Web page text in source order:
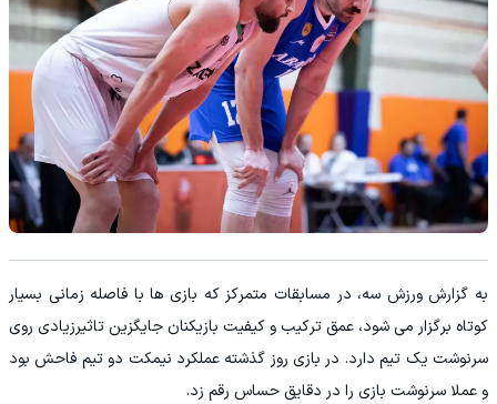
به گزارش ورزش سه، در مسابقات متمرکز که بازی ها با فاصله زمانی بسیار
کوتاه برگزار می شود، عمق ترکیب و کیفیت بازیکنان جایگزین تاثیرزیادی روی
سرنوشت یک تیم دارد. در بازی روز گذشته عملکرد نیمکت دو تیم فاحش بود
و عملا سرنوشت بازی را در دقایق حساس رقم زد.